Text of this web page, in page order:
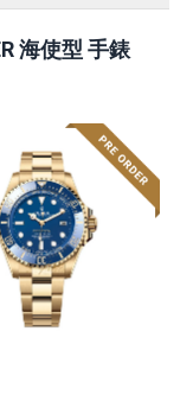
海使型 手錶